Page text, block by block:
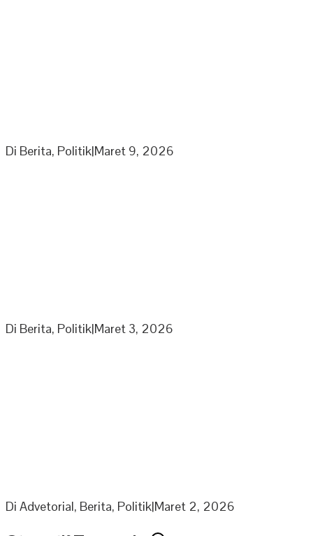
Di Berita, Politik|Maret 9, 2026
Di Berita, Politik|Maret 3, 2026
Di Advetorial, Berita, Politik|Maret 2, 2026